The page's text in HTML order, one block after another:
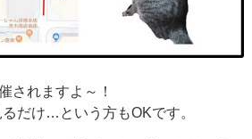
されますよ～！
だけ…という方もOKです。